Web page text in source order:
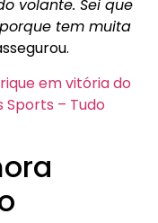
volante. Sei que
tem muita
em vitória do
Sports – Tudo